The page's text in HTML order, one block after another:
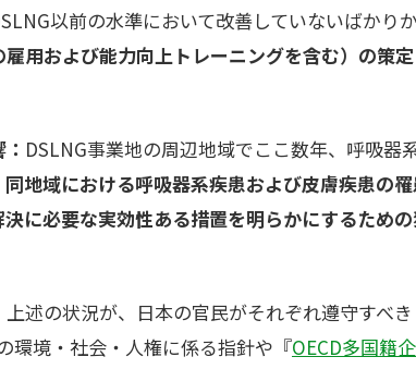
以前の水準において改善していないばかり
用および能力向上トレーニングを含む）の策
DSLNG事業地の周辺地域でここ数年、呼吸
同地域における呼吸器系疾患および皮膚疾患の
に必要な実効性ある措置を明らかにするため
述の状況が、日本の官民がそれぞれ遵守すべ
環境・社会・人権に係る指針や『OECD多国籍